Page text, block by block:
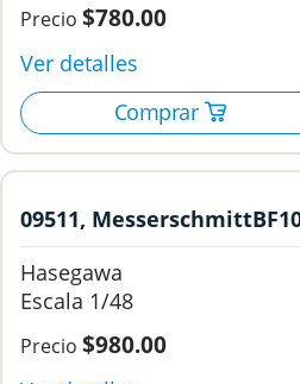
$780.00
09511,
"NACHT JAGER", 1/48,
Hasegawa
1/48
$980.00